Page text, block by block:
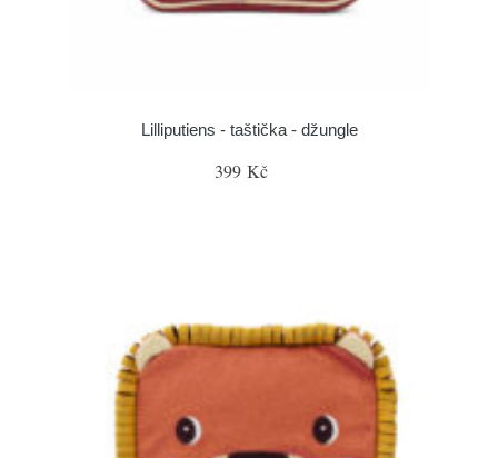
Lilliputiens - taštička - džungle
399 Kč